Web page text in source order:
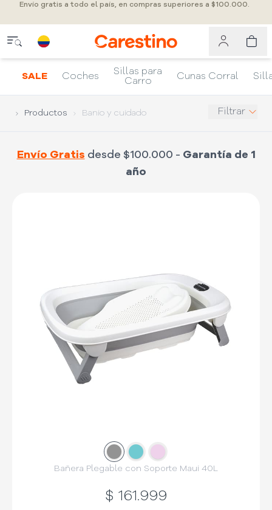
Envío gratis a todo el país, en compras superiores a $100.000.
SALE Coches
Sillas para
Carro
Cunas Corral
Productos Banio y cuidado Filtrar
Envío Gratis desde $100.000 - Garantía de 1
año
Slide 1
Slide 2
Slide
Bañera Plegable con Soporte Maui 40L
$ 161.999